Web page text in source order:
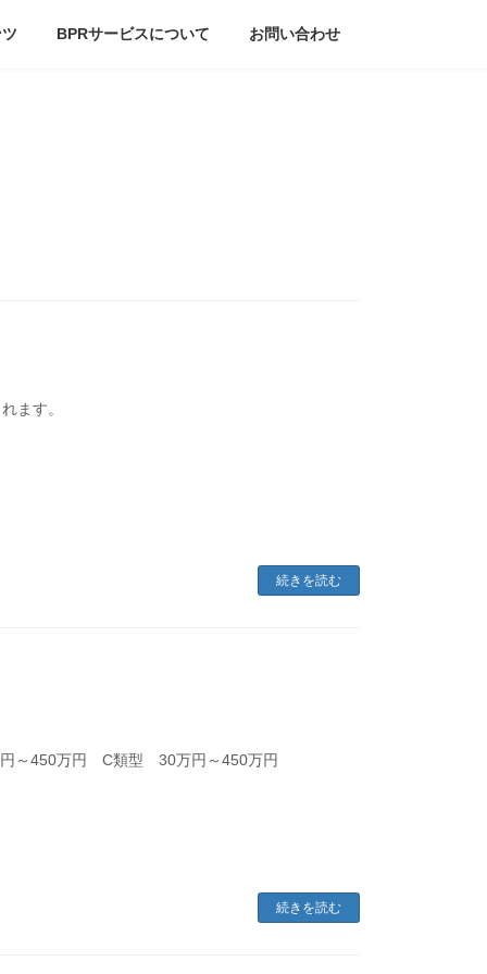
BPRサービスについて お問い合わせ
ます。
続きを読む
～450万円 C類型 30万円～450万円
続きを読む